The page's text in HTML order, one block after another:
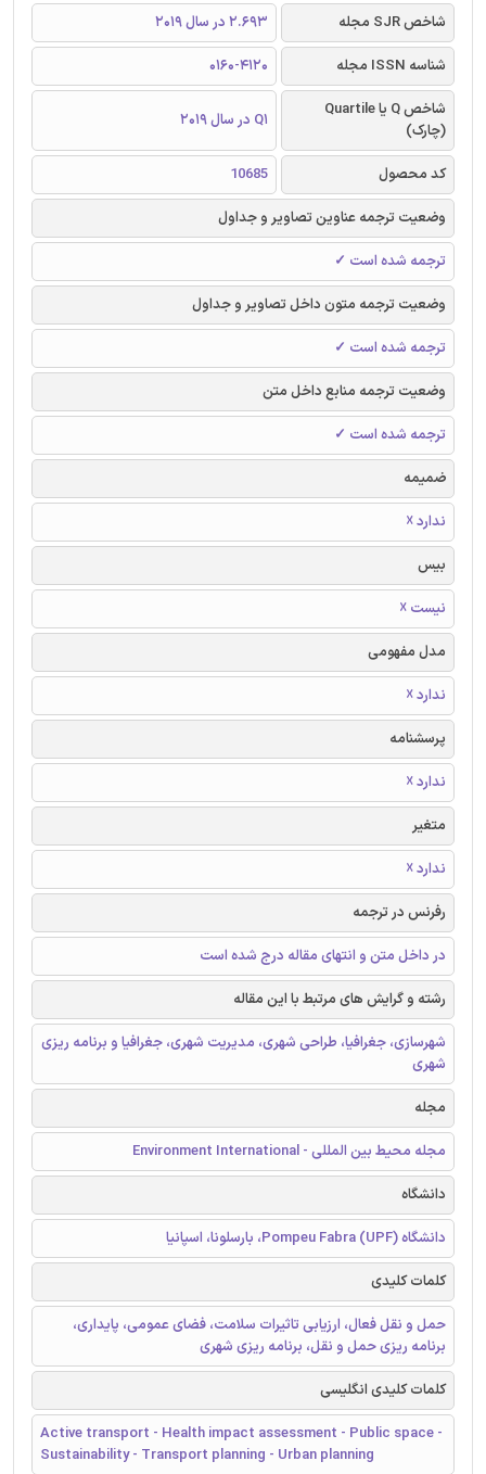
شاخص SJR مجله
2.693 در سال 2019
شناسه ISSN مجله
0160-4120
شاخص Q یا Quartile
(چارک)
Q1 در سال 2019
کد محصول
10685
وضعیت ترجمه عناوین تصاویر و جداول
ترجمه شده است ✓
وضعیت ترجمه متون داخل تصاویر و جداول
ترجمه شده است ✓
وضعیت ترجمه منابع داخل متن
ترجمه شده است ✓
ضمیمه
ندارد ☓
بیس
نیست ☓
مدل مفهومی
ندارد ☓
پرسشنامه
ندارد ☓
متغیر
ندارد ☓
رفرنس در ترجمه
در داخل متن و انتهای مقاله درج شده است
رشته و گرایش های مرتبط با این مقاله
شهرسازی، جغرافیا، طراحی شهری، مدیریت شهری، جغرافیا و برنامه ریزی
شهری
مجله
مجله محیط بین المللی - Environment International
دانشگاه
دانشگاه Pompeu Fabra (UPF)، بارسلونا، اسپانیا
کلمات کلیدی
حمل و نقل فعال، ارزیابی تاثیرات سلامت، فضای عمومی، پایداری،
برنامه ریزی حمل و نقل، برنامه ریزی شهری
کلمات کلیدی انگلیسی
Active transport - Health impact assessment - Public space -
Sustainability - Transport planning - Urban planning